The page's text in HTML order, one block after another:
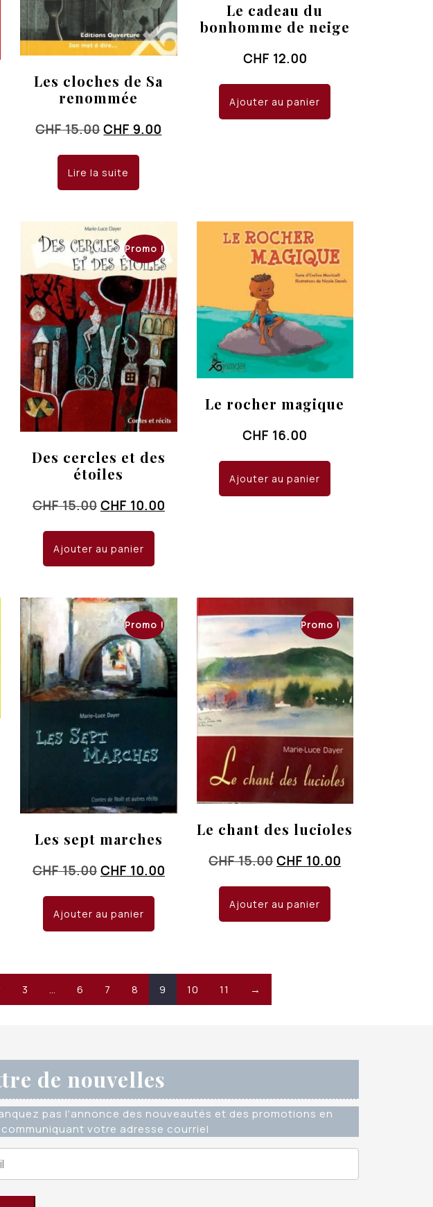
15.00.
Les cloches de Sa
renommée
CHF15.00Le
initial
était :
CHF 9.00
Lire la suite
Le cadeau du
bonhomme de neige
CHF 12.00
Ajouter au panier
Promo !
Des cercles et des
étoiles
CHF15.00 Le
initial
CHF 10.00Le
Ajouter au panier
Le rocher magique
CHF 16.00
Ajouter au panier
20.00.
Promo !
Les sept marches
CHF15.00 Le
initial
CHF 10.00Le
Ajouter au panier
Promo !
Le chant des lucioles
CHF15.00 Le
initial
CHF 10.00
Ajouter au panier
3 … 6 7 8 9 10 11 →
de nouvelles
pas l'annonce des nouveautés et des promotions en
votre adresse courriel